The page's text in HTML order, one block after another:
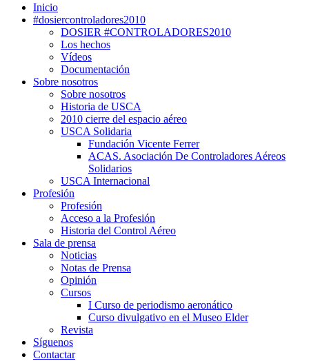
Inicio
#dosiercontroladores2010
DOSIER #CONTROLADORES2010
Los hechos
Vídeos
Documentación
Sobre nosotros
Sobre nosotros
Historia de USCA
2010 cierre del espacio aéreo
USCA Solidaria
Fundación Vicente Ferrer
ACAS. Asociación De Controladores Aéreos
Solidarios
USCA Internacional
Profesión
Profesión
Acceso a la Profesión
Historia del Control Aéreo
Sala de prensa
Noticias
Notas de Prensa
Opinión
Cursos
I Curso de periodismo aeronático
Curso divulgativo en el Museo Elder
Revista
Síguenos
Contactar